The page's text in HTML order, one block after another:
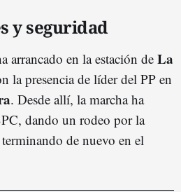
y seguridad
arrancado en la estación de La
la presencia de líder del PP en
. Desde allí, la marcha ha
dando un rodeo por la
de nuevo en el